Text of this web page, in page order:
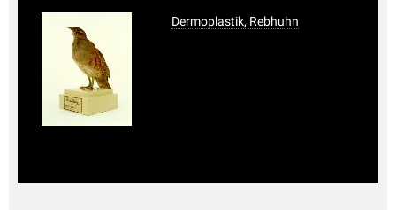
Dermoplastik, Rebhuhn